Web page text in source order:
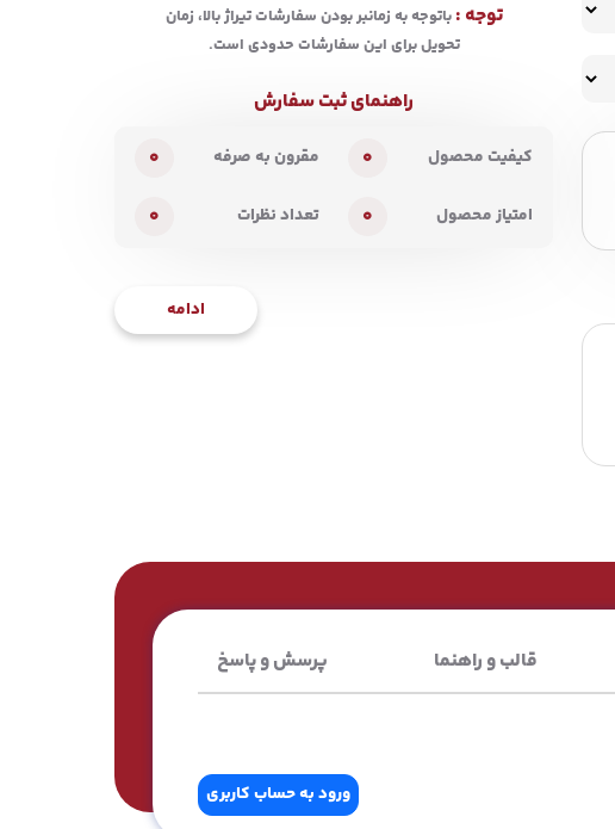
توجه :باتوجه به زمانبر بودن سفارشات تیراژ بالا، زمان
تحویل برای این سفارشات حدودی است.
راهنمای ثبت سفارش
کیفیت محصول 0 مقرون به صرفه 0
امتیاز محصول 0 تعداد نظرات 0
ادامه
قالب و راهنما پرسش و پاسخ
ورود به حساب کاربری